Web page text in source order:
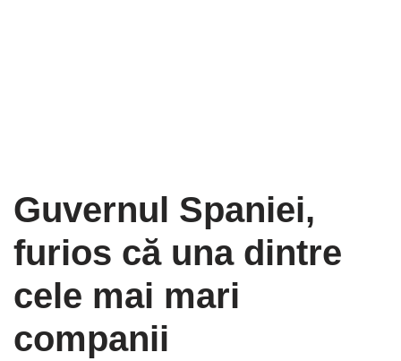
Guvernul Spaniei,
furios că una dintre
cele mai mari
companii